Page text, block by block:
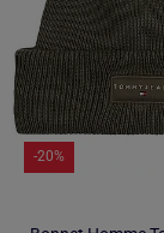
-20%